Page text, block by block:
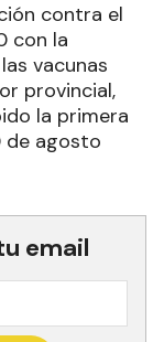
contra el
con la
vacunas
provincial,
la primera
de agosto
email